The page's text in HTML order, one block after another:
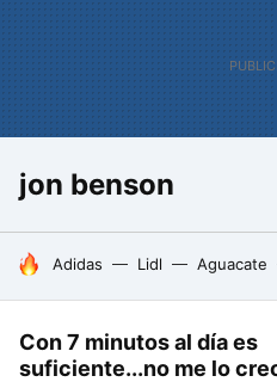
jon benson
HOY SE HABLA DE
Adidas Lidl Aguacate
Con 7 minutos al día es
suficiente...no me lo